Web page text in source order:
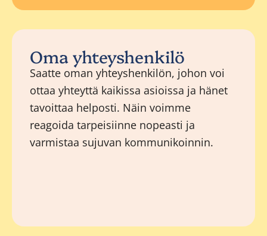
Oma yhteyshenkilö
Saatte oman yhteyshenkilön, johon voi
ottaa yhteyttä kaikissa asioissa ja hänet
tavoittaa helposti. Näin voimme
reagoida tarpeisiinne nopeasti ja
varmistaa sujuvan kommunikoinnin.